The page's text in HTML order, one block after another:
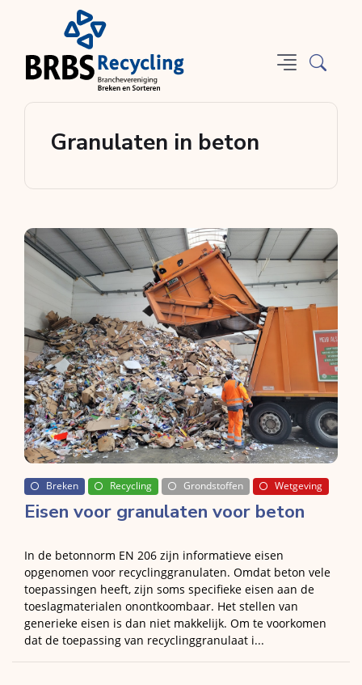
Granulaten in beton
Breken Recycling Grondstoffen Wetgeving
Eisen voor granulaten voor beton
In de betonnorm EN 206 zijn informatieve eisen
opgenomen voor recyclinggranulaten. Omdat beton vele
toepassingen heeft, zijn soms specifieke eisen aan de
toeslagmaterialen onontkoombaar. Het stellen van
generieke eisen is dan niet makkelijk. Om te voorkomen
dat de toepassing van recyclinggranulaat i...